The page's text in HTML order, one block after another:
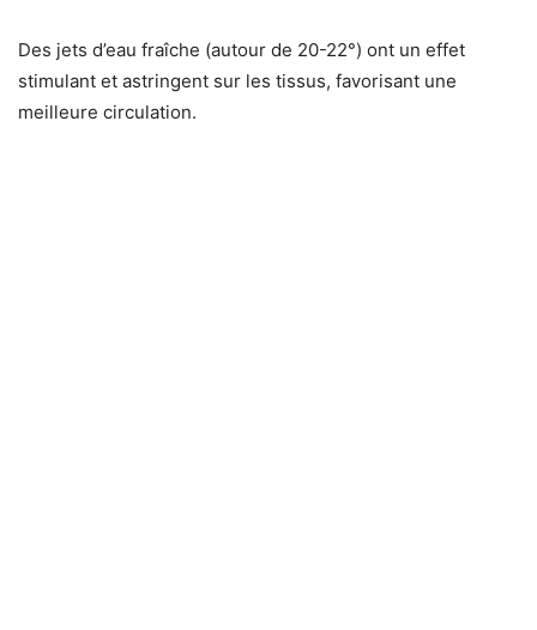
Des jets d’eau fraîche (autour de 20-22°) ont un effet
stimulant et astringent sur les tissus, favorisant une
meilleure circulation.